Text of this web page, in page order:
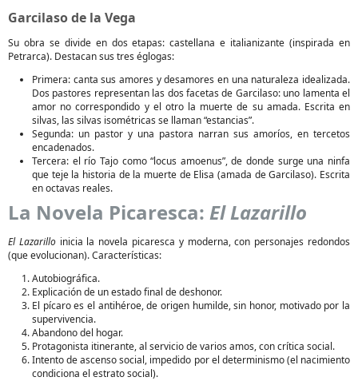
Garcilaso de la Vega
Su obra se divide en dos etapas: castellana e italianizante (inspirada en
Petrarca). Destacan sus tres églogas:
Primera: canta sus amores y desamores en una naturaleza idealizada.
Dos pastores representan las dos facetas de Garcilaso: uno lamenta el
amor no correspondido y el otro la muerte de su amada. Escrita en
silvas, las silvas isométricas se llaman “estancias”.
Segunda: un pastor y una pastora narran sus amoríos, en tercetos
encadenados.
Tercera: el río Tajo como “locus amoenus”, de donde surge una ninfa
que teje la historia de la muerte de Elisa (amada de Garcilaso). Escrita
en octavas reales.
La Novela Picaresca: El Lazarillo
El Lazarilloinicia la novela picaresca y moderna, con personajes redondos
(que evolucionan). Características:
Autobiográfica.
Explicación de un estado final de deshonor.
El pícaro es el antihéroe, de origen humilde, sin honor, motivado por la
supervivencia.
Abandono del hogar.
Protagonista itinerante, al servicio de varios amos, con crítica social.
Intento de ascenso social, impedido por el determinismo (el nacimiento
condiciona el estrato social).